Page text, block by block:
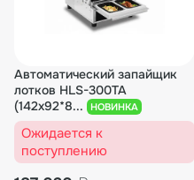
Автоматический запайщик
лотков HLS-300TA
(142x92*8...
НОВИНКА
Ожидается к
поступлению